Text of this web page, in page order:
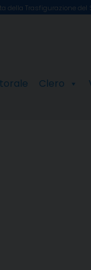
della Trasfigurazione del
Clero